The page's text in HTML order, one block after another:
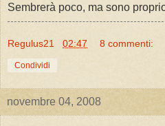
Sembrerà poco, ma sono
Regulus21 02:47 8 commenti:
Condividi
novembre 04, 2008